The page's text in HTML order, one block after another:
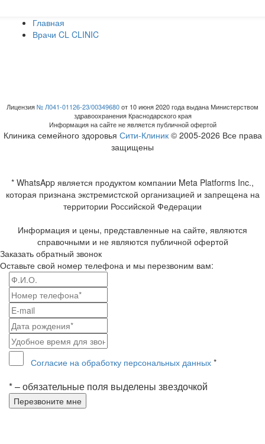
Главная
Врачи CL CLINIC
Лицензия№ Л041-01126-23/00349680от 10 июня 2020 года выдана Министерством
здравоохранения Краснодарского края
Информация на сайте не является публичной офертой
Клиника семейного здоровья Сити-Клиник© 2005-2026 Все права
защищены
* WhatsApp является продуктом компании Meta Platforms Inc.,
которая признана экстремистской организацией и запрещена на
территории Российской Федерации
Информация и цены, представленные на сайте, являются
справочными и не являются публичной офертой
Заказать обратный звонок
Оставьте свой номер телефона и мы перезвоним вам:
Согласие на обработку персональных данных *
* – обязательные поля выделены звездочкой